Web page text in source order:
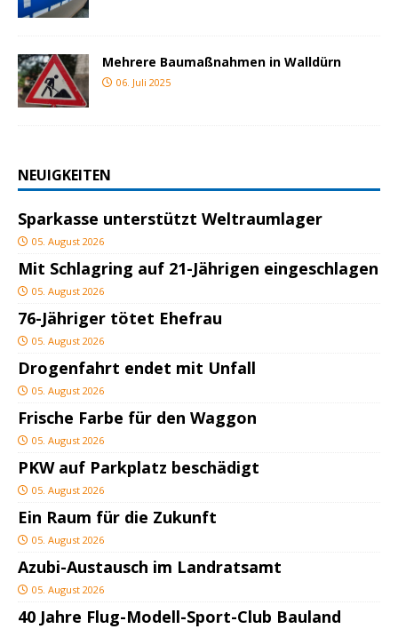
Mehrere Baumaßnahmen in Walldürn
06. Juli 2025
NEUIGKEITEN
Sparkasse unterstützt Weltraumlager
05. August 2026
Mit Schlagring auf 21-Jährigen eingeschlagen
05. August 2026
76-Jähriger tötet Ehefrau
05. August 2026
Drogenfahrt endet mit Unfall
05. August 2026
Frische Farbe für den Waggon
05. August 2026
PKW auf Parkplatz beschädigt
05. August 2026
Ein Raum für die Zukunft
05. August 2026
Azubi-Austausch im Landratsamt
05. August 2026
40 Jahre Flug-Modell-Sport-Club Bauland